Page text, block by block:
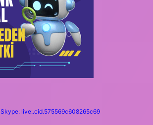
Skype: live:.cid.575569c608265c69